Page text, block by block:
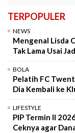
TERPOPULER
NEWS
Mengenal Lisda
Tak Lama Usai
BOLA
Pelatih FC
Dia Kembali ke
LIFESTYLE
PIP Termin II
Ceknya agar